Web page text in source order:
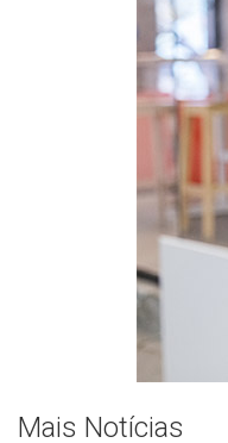
Mais Notícias